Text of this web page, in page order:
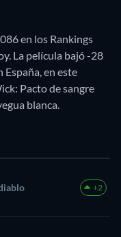
en los Rankings
La película bajó -28
España, en este
Pacto de sangre
blanca.
+2